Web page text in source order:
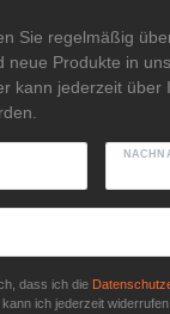
Sie regelmäßig
neue Produkte in
kann jederzeit über
dass ich die
kann ich jederzeit